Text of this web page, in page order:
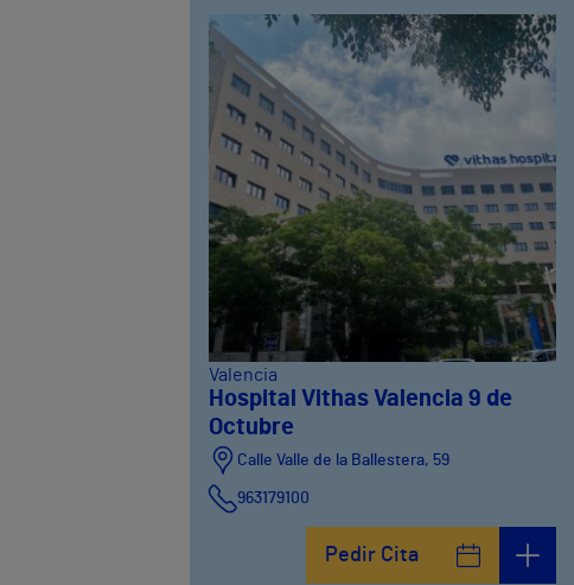
Valencia
Hospital Vithas Valencia 9 de
Octubre
Calle Valle de la Ballestera, 59
963179100
Pedir Cita